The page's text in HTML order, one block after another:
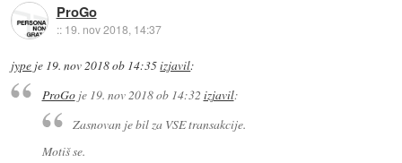
ProGo
:: 19. nov 2018, 14:37
jype je 19. nov 2018 ob 14:35izjavil:
ProGoje 19. nov 2018 ob 14:32 izjavil:
Zasnovan je bil za VSE transakcije.
Motiš se.